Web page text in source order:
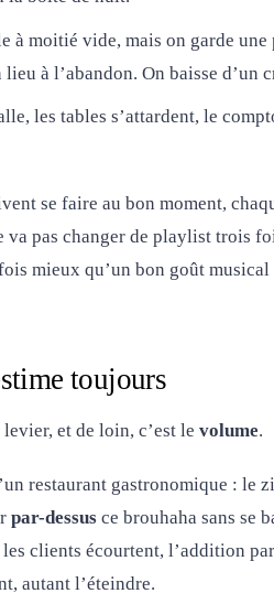
à moitié vide, mais on garde une
à l’abandon. On baisse d’un
les tables s’attardent, le
se faire au bon moment,
pas changer de playlist trois
mieux qu’un bon goût musical
toujours
et de loin, c’est le volume.
restaurant gastronomique : le
par-dessus ce brouhaha sans se
clients écourtent, l’addition
autant l’éteindre.